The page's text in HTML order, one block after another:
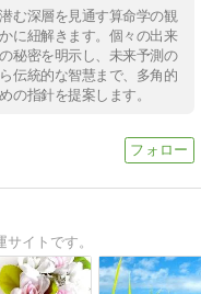
む深層を見通す算命学の観
に紐解きます。個々の出来
秘密を明示し、未来予測の
伝統的な智慧まで、多角的
の指針を提案します。
イトです。